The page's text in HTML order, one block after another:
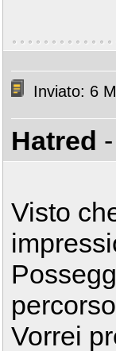
Inviato: 6
Hatred
Visto
Vorrei